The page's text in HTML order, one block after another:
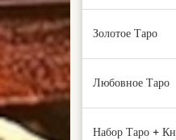
Золотое Таро
Любовное Таро
Набор Таро +